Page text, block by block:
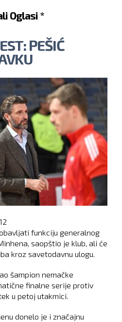
Oglasi *
PEŠIĆ
funkciju generalnog
saopštio je klub, ali će
kroz savetodavnu ulogu.
šampion nemačke
finalne serije protiv
u petoj utakmici.
donelo je i značajnu